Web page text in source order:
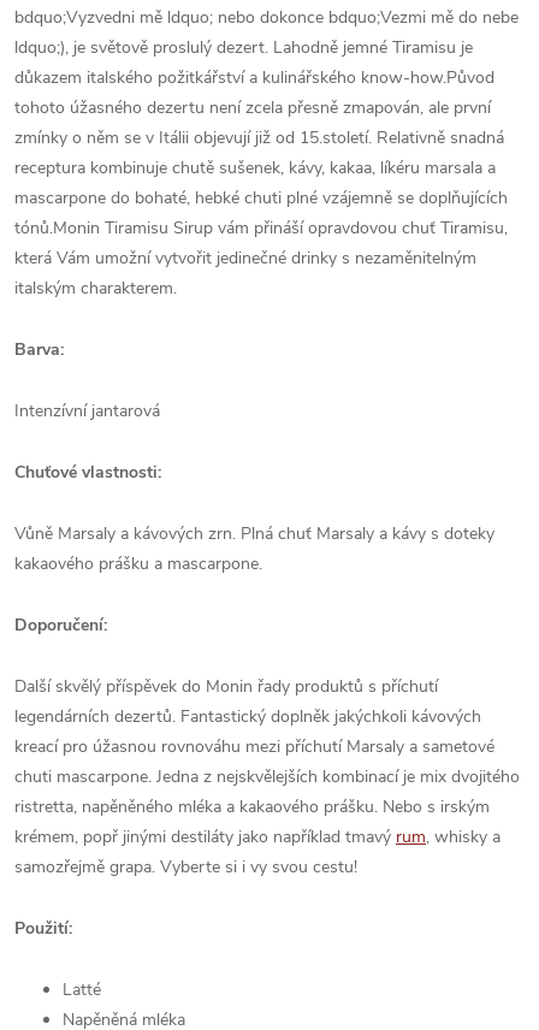
bdquo;Vyzvedni mě ldquo; nebo dokonce bdquo;Vezmi mě do nebe
ldquo;), je světově proslulý dezert. Lahodně jemné Tiramisu je
důkazem italského požitkářství a kulinářského know-how.Původ
tohoto úžasného dezertu není zcela přesně zmapován, ale první
zmínky o něm se v Itálii objevují již od 15.století. Relativně snadná
receptura kombinuje chutě sušenek, kávy, kakaa, líkéru marsala a
mascarpone do bohaté, hebké chuti plné vzájemně se doplňujících
tónů.Monin Tiramisu Sirup vám přináší opravdovou chuť Tiramisu,
která Vám umožní vytvořit jedinečné drinky s nezaměnitelným
italským charakterem.
Barva:
Intenzívní jantarová
Chuťové vlastnosti:
Vůně Marsaly a kávových zrn. Plná chuť Marsaly a kávy s doteky
kakaového prášku a mascarpone.
Doporučení:
Další skvělý příspěvek do Monin řady produktů s příchutí
legendárních dezertů. Fantastický doplněk jakýchkoli kávových
kreací pro úžasnou rovnováhu mezi příchutí Marsaly a sametové
chuti mascarpone. Jedna z nejskvělejších kombinací je mix dvojitého
ristretta, napěněného mléka a kakaového prášku. Nebo s irským
krémem, popř jinými destiláty jako například tmavý rum, whisky a
samozřejmě grapa. Vyberte si i vy svou cestu!
Použití:
Latté
Napěněná mléka